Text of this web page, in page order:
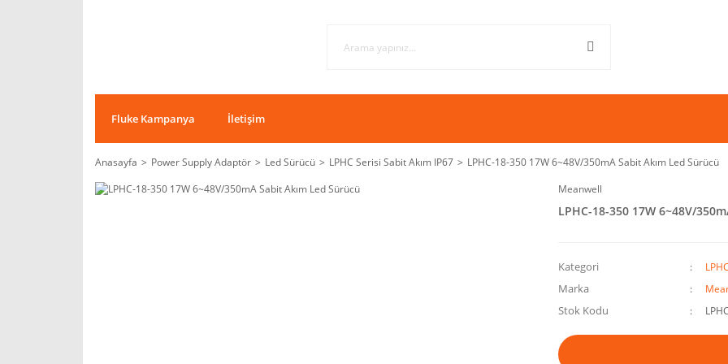
Fluke Kampanya İletişim
Anasayfa Power Supply Adaptör Led Sürücü LPHC Serisi Sabit Akım IP67
LPHC-18-350 17W 6~48V/350mA Sabit Akım Led Sürücü
Meanwell
LPHC-18-350 17W 6~48V/
Kategori
Marka
Stok Kodu